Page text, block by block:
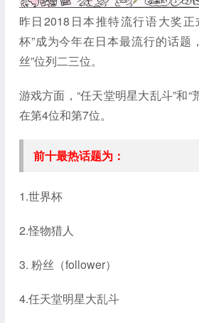
昨日2018日本推特流行语大奖
杯”成为今年在日本最流行的话题
丝”位列二三位。
游戏方面，“任天堂明星大乱斗”和“
在第4位和第7位。
前十最热话题为：
1.世界杯
2.怪物猎人
3. 粉丝（follower）
4.任天堂明星大乱斗